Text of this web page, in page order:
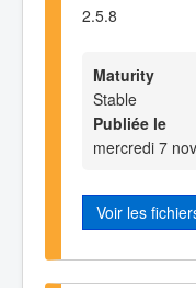
2.5.8
Maturity
Stable
Publiée le
mercredi 7
Voir les